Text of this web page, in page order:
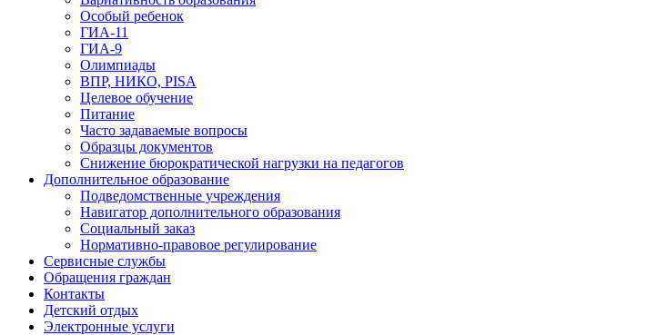
Особый ребенок
ГИА-11
ГИА-9
Олимпиады
ВПР, НИКО, PISA
Целевое обучение
Питание
Часто задаваемые вопросы
Образцы документов
Снижение бюрократической нагрузки на педагогов
Дополнительное образование
Подведомственные учреждения
Навигатор дополнительного образования
Социальный заказ
Нормативно-правовое регулирование
Сервисные службы
Обращения граждан
Контакты
Детский отдых
Электронные услуги